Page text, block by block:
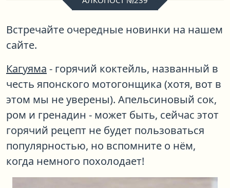
Встречайте очередные новинки на нашем
сайте.
Кагуяма - горячий коктейль, названный в
честь японского мотогонщика (хотя, вот в
этом мы не уверены). Апельсиновый сок,
ром и гренадин - может быть, сейчас этот
горячий рецепт не будет пользоваться
популярностью, но вспомните о нём,
когда немного похолодает!